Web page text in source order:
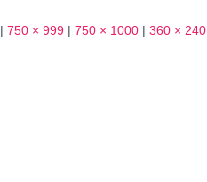
| 750 × 999 | 750 × 1000 | 360 × 240